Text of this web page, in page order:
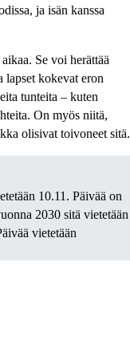
ja isän kanssa
Se voi herättää
lapset kokevat eron
tunteita – kuten
On myös niitä,
olisivat toivoneet sitä.
10.11. Päivää on
2030 sitä vietetään
vietetään